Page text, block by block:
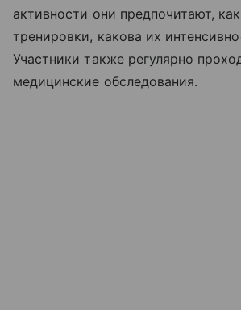
активности они предпочитают,
тренировки, какова их
Участники также регулярно
медицинские обследования.